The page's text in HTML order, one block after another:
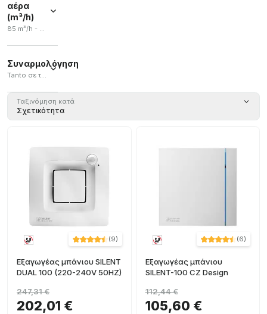
αέρα
(m³/h)
85 m³/h - 480 m³/h
Συναρμολόγηση
Τanto σε τοίχο όσο και σε οροφή. / Τοποθετημένο σε silent-blocks
τοίχο
όσο και
σε silent-
Ταξινόμηση κατά
Σχετικότητα
(9)
Εξαγωγέας μπάνιου SILENT
DUAL 100 (220-240V 50HZ)
202,01 €
247,31 €
(6)
Εξαγωγέας μπάνιου
SILENT-100 CZ Design
105,60 €
112,44 €